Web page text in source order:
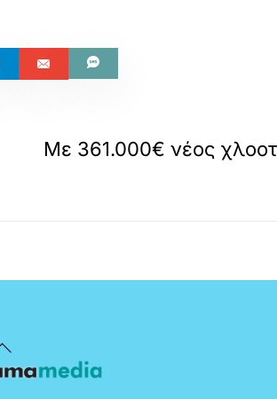
Με 361.000€ νέος
Back
To